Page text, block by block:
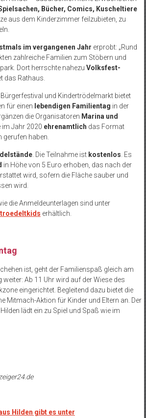
Bücher, Comics, Kuscheltiere
aus dem Kinderzimmer feilzubieten, zu
im vergangenen Jahr erprobt: „Rund
zahlreiche Familien zum Stöbern und
Dort herrschte nahezu Volksfest-
das Rathaus.
und Kindertrödelmarkt bietet
für einen lebendigen Familientag in der
die Organisatoren Marina und
im Jahr 2020 ehrenamtlich das Format
gerufen haben.
. Die Teilnahme ist kostenlos . Es
in Höhe von 5 Euro erhoben, das nach der
wird, sofern die Fläche sauber und
wird.
die Anmeldeunterlagen sind unter
erhältlich.
ist, geht der Familienspaß gleich am
Ab 11 Uhr wird auf der Wiese des
eingerichtet. Begleitend dazu bietet die
Mitmach-Aktion für Kinder und Eltern an. Der
lädt ein zu Spiel und Spaß wie im
Hilden gibt es unter